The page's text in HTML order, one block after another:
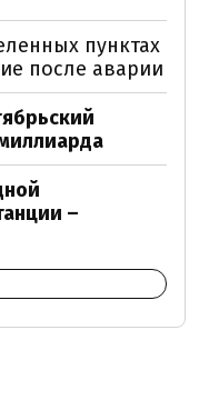
пунктах
после аварии
–